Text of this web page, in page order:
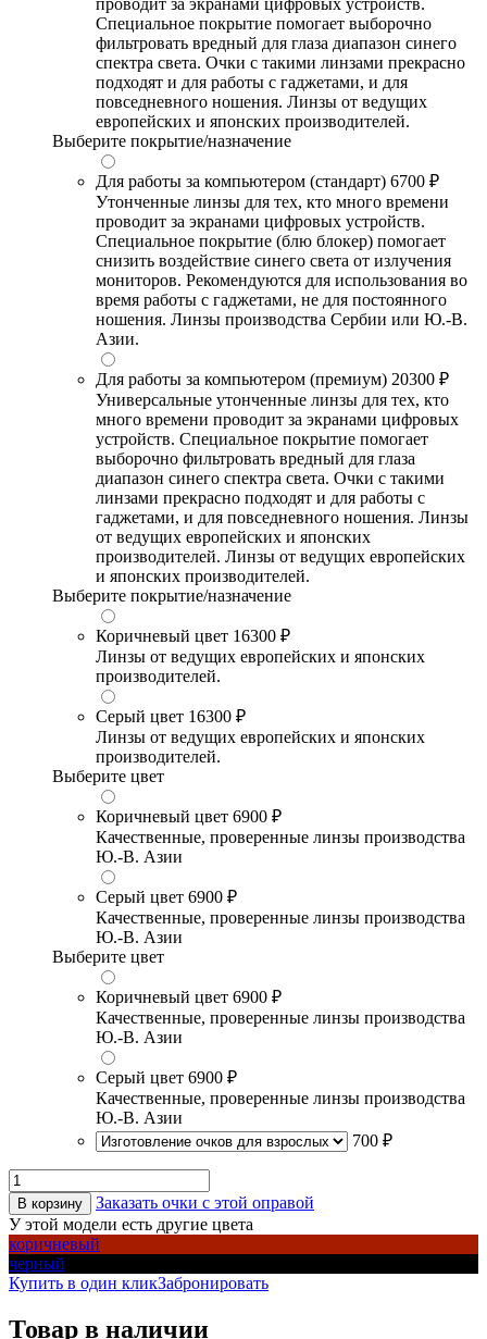
проводит за экранами цифровых устройств.
Специальное покрытие помогает выборочно
фильтровать вредный для глаза диапазон синего
спектра света. Очки с такими линзами прекрасно
подходят и для работы с гаджетами, и для
повседневного ношения. Линзы от ведущих
европейских и японских производителей.
Выберите покрытие/назначение
Для работы за компьютером (стандарт) 6700 ₽
Утонченные линзы для тех, кто много времени
проводит за экранами цифровых устройств.
Специальное покрытие (блю блокер) помогает
снизить воздействие синего света от излучения
мониторов. Рекомендуются для использования во
время работы с гаджетами, не для постоянного
ношения. Линзы производства Сербии или Ю.-В.
Азии.
Для работы за компьютером (премиум) 20300 ₽
Универсальные утонченные линзы для тех, кто
много времени проводит за экранами цифровых
устройств. Специальное покрытие помогает
выборочно фильтровать вредный для глаза
диапазон синего спектра света. Очки с такими
линзами прекрасно подходят и для работы с
гаджетами, и для повседневного ношения. Линзы
от ведущих европейских и японских
производителей. Линзы от ведущих европейских
и японских производителей.
Выберите покрытие/назначение
Коричневый цвет 16300 ₽
Линзы от ведущих европейских и японских
производителей.
Серый цвет 16300 ₽
Линзы от ведущих европейских и японских
производителей.
Выберите цвет
Коричневый цвет 6900 ₽
Качественные, проверенные линзы производства
Ю.-В. Азии
Серый цвет 6900 ₽
Качественные, проверенные линзы производства
Ю.-В. Азии
Выберите цвет
Коричневый цвет 6900 ₽
Качественные, проверенные линзы производства
Ю.-В. Азии
Серый цвет 6900 ₽
Качественные, проверенные линзы производства
Ю.-В. Азии
700 ₽
В корзину
Заказать очки с этой оправой
У этой модели есть другие цвета
коричневый
черный
Купить в один кликЗабронировать
Товар в наличии